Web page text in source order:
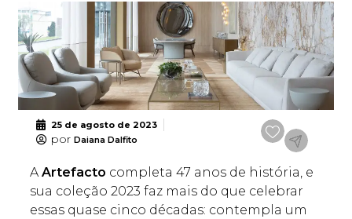
25 de agosto de 2023
por Daiana Dalfito
AArtefacto completa 47 anos de história, e
sua coleção 2023 faz mais do que celebrar
essas quase cinco décadas: contempla um